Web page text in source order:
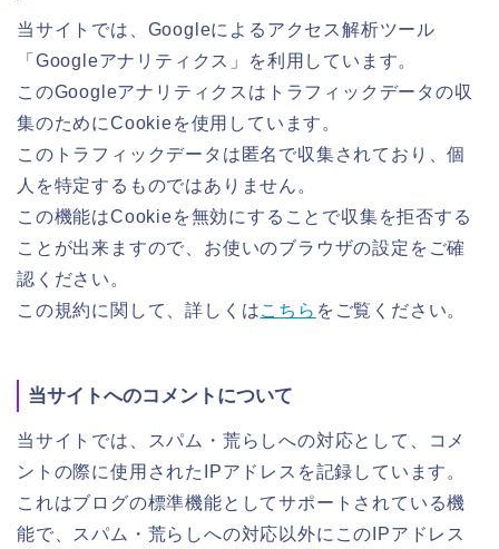
当サイトでは、Googleによるアクセス解析ツール
「Googleアナリティクス」を利用しています。
このGoogleアナリティクスはトラフィックデータの収
集のためにCookieを使用しています。
このトラフィックデータは匿名で収集されており、個
人を特定するものではありません。
この機能はCookieを無効にすることで収集を拒否する
ことが出来ますので、お使いのブラウザの設定をご確
認ください。
この規約に関して、詳しくはこちら をご覧ください。
当サイトへのコメントについて
当サイトでは、スパム・荒らしへの対応として、コメ
ントの際に使用されたIPアドレスを記録しています。
これはブログの標準機能としてサポートされている機
能で、スパム・荒らしへの対応以外にこのIPアドレス